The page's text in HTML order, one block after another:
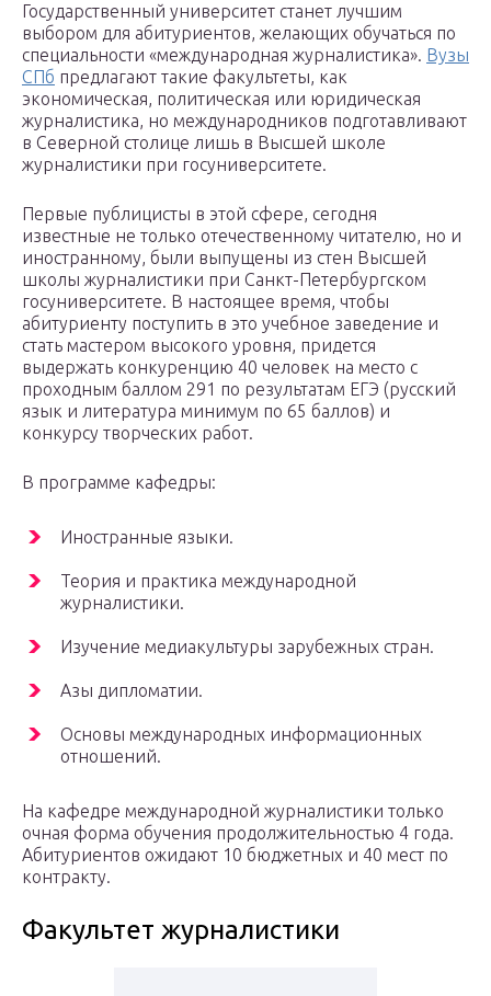
Государственный университет станет лучшим
выбором для абитуриентов, желающих обучаться по
специальности «международная журналистика». Вузы
СПб предлагают такие факультеты, как
экономическая, политическая или юридическая
журналистика, но международников подготавливают
в Северной столице лишь в Высшей школе
журналистики при госуниверситете.
Первые публицисты в этой сфере, сегодня
известные не только отечественному читателю, но и
иностранному, были выпущены из стен Высшей
школы журналистики при Санкт-Петербургском
госуниверситете. В настоящее время, чтобы
абитуриенту поступить в это учебное заведение и
стать мастером высокого уровня, придется
выдержать конкуренцию 40 человек на место с
проходным баллом 291 по результатам ЕГЭ (русский
язык и литература минимум по 65 баллов) и
конкурсу творческих работ.
В программе кафедры:
Иностранные языки.
Теория и практика международной
журналистики.
Изучение медиакультуры зарубежных стран.
Азы дипломатии.
Основы международных информационных
отношений.
На кафедре международной журналистики только
очная форма обучения продолжительностью 4 года.
Абитуриентов ожидают 10 бюджетных и 40 мест по
контракту.
Факультет журналистики